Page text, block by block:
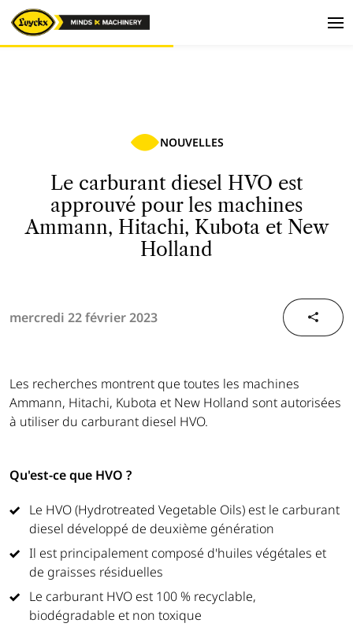
NOUVELLES
Le carburant diesel HVO est
approuvé pour les machines
Ammann, Hitachi, Kubota et New
Holland
mercredi 22 février 2023
Les recherches montrent que toutes les machines
Ammann, Hitachi, Kubota et New Holland sont autorisées
à utiliser du carburant diesel HVO.
Qu'est-ce que HVO ?
Le HVO (Hydrotreated Vegetable Oils) est le carburant
diesel développé de deuxième génération
Il est principalement composé d'huiles végétales et
de graisses résiduelles
Le carburant HVO est 100 % recyclable,
biodégradable et non toxique